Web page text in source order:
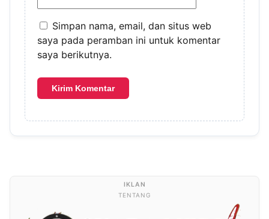
Simpan nama, email, dan situs web
saya pada peramban ini untuk komentar
saya berikutnya.
TENTANG